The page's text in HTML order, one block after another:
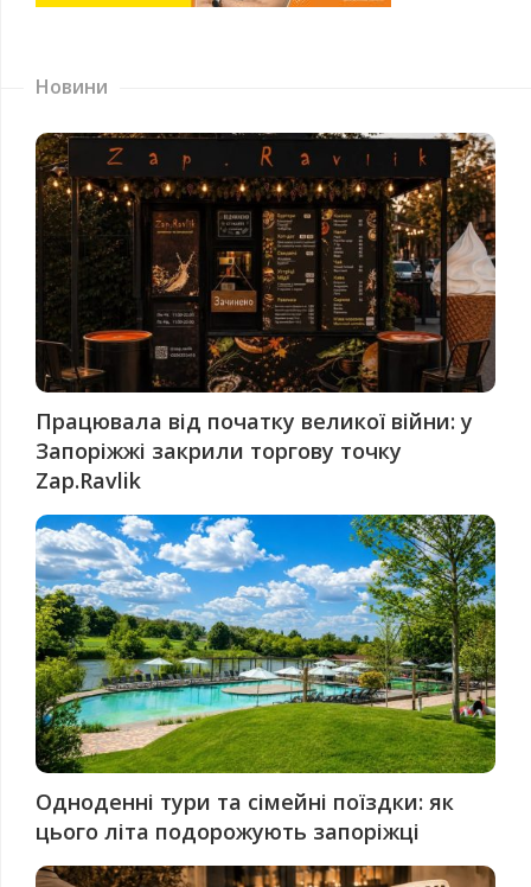
Новини
Працювала від початку великої війни: у
Запоріжжі закрили торгову точку
Zap.Ravlik
Одноденні тури та сімейні поїздки: як
цього літа подорожують запоріжці